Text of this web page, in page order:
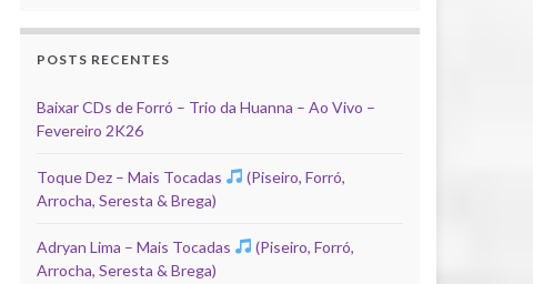
POSTS RECENTES
Baixar CDs de Forró – Trio da Huanna – Ao Vivo –
Fevereiro 2K26
Toque Dez – Mais Tocadas
(Piseiro, Forró,
Arrocha, Seresta & Brega)
Adryan Lima – Mais Tocadas
(Piseiro, Forró,
Arrocha, Seresta & Brega)